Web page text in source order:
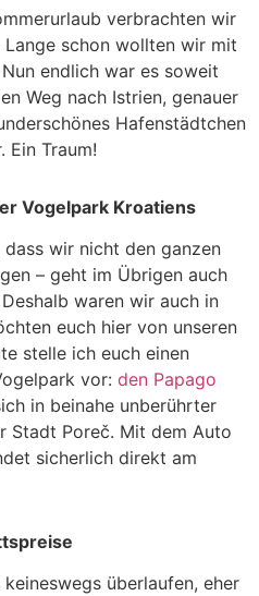
verbrachten wir
schon wollten wir mit
endlich war es soweit
Weg nach Istrien, genauer
Hafenstädtchen
Ein Traum!
Vogelpark Kroatiens
wir nicht den ganzen
– geht im Übrigen auch
waren wir auch in
euch hier von unseren
stelle ich euch einen
vor: den Papago
in beinahe unberührter
Stadt Poreč. Mit dem Auto
sicherlich direkt am
überlaufen, eher